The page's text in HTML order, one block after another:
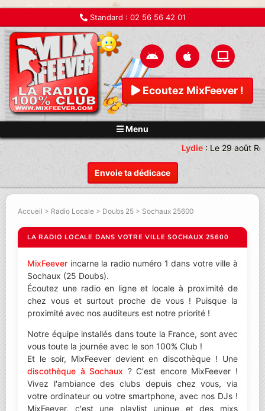
Standard : 02 56 56 42 01
Ecoutez MixFeever !
Menu
Envoie ta dédicace
Lydie:Le 29 août
Accueil > Radio Locale > Doubs 25 > Sochaux 25600
LA RADIO LOCALE DANS VOTRE VILLE SOCHAUX 25600
MixFeever incarne la radio numéro 1 dans votre ville à
Sochaux (25 Doubs).
Écoutez une radio en ligne et locale à proximité de
chez vous et surtout proche de vous ! Puisque la
proximité avec nos auditeurs est notre priorité !
Notre équipe installés dans toute la France, sont avec
vous toute la journée avec le son 100% Club !
Et le soir, MixFeever devient en discothèque ! Une
discothèque à Sochaux ? C'est encore MixFeever !
Vivez l'ambiance des clubs depuis chez vous, via
votre ordinateur ou votre smartphone, avec nos DJs !
MixFeever, c'est une playlist unique et des mixs